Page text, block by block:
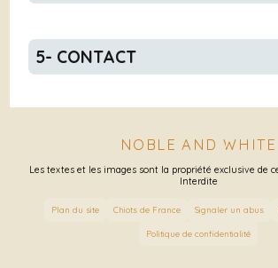
5- CONTACT
NOBLE AND WHITE
Les textes et les images sont la propriété exclusive de
Interdite
Plan du site Chiots de France Signaler un abus
Politique de confidentialité